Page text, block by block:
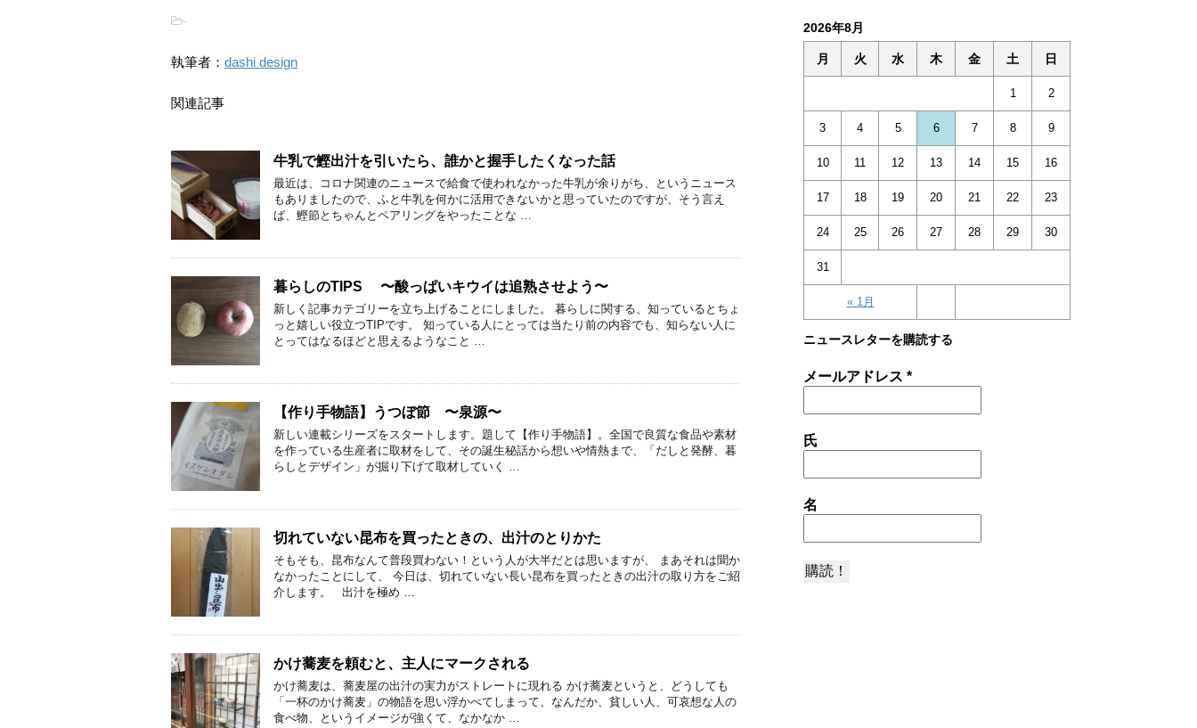
-
執筆者： dashi design
関連記事
牛乳で鰹出汁を引いたら、誰かと握手したくなった話
最近は、コロナ関連のニュースで給食で使われなかった牛乳が余りがち、というニュース
もありましたので、ふと牛乳を何かに活用できないかと思っていたのですが、そう言え
ば、鰹節とちゃんとペアリングをやったことな …
暮らしのTIPS 〜酸っぱいキウイは追熟させよう〜
新しく記事カテゴリーを立ち上げることにしました。 暮らしに関する、知っているとちょ
っと嬉しい役立つTIPです。 知っている人にとっては当たり前の内容でも、知らない人に
とってはなるほどと思えるようなこと …
【作り手物語】うつぼ節 〜泉源〜
新しい連載シリーズをスタートします。題して【作り手物語】。全国で良質な食品や素材
を作っている生産者に取材をして、その誕生秘話から想いや情熱まで、「だしと発酵、暮
らしとデザイン」が掘り下げて取材していく …
切れていない昆布を買ったときの、出汁のとりかた
そもそも、昆布なんて普段買わない！という人が大半だとは思いますが、 まあそれは聞か
なかったことにして、 今日は、切れていない長い昆布を買ったときの出汁の取り方をご紹
介します。 出汁を極め …
かけ蕎麦を頼むと、主人にマークされる
かけ蕎麦は、蕎麦屋の出汁の実力がストレートに現れる かけ蕎麦というと、どうしても
「一杯のかけ蕎麦」の物語を思い浮かべてしまって、なんだか、貧しい人、可哀想な人の
食べ物、というイメージが強くて、なかなか …
2026年8月
月 火 水 木 金 土 日
« 1月
1 2
3 4 5 6 7 8 9
10 11 12 13 14 15 16
17 18 19 20 21 22 23
24 25 26 27 28 29 30
31
ニュースレターを購読する
メールアドレス *
氏
名